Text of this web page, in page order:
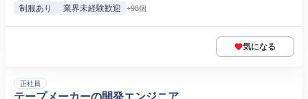
制服あり 業界未経験歓迎 +98個
気になる
正社員
テープメーカーの開発エンジニア